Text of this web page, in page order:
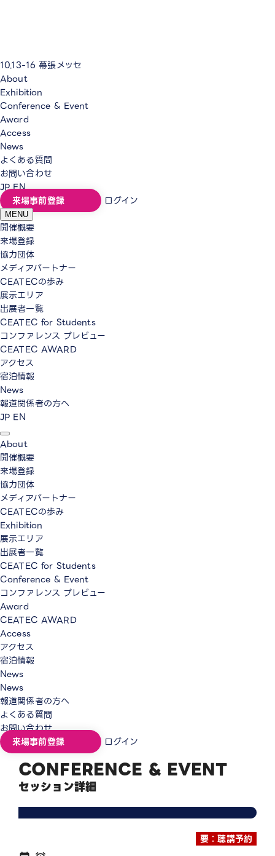
10.13-16 幕張メッセ
About
Exhibition
Conference & Event
Award
Access
News
よくある質問
お問い合わせ
JP EN
来場事前登録
ログイン
MENU
開催概要
来場登録
協力団体
メディアパートナー
CEATECの歩み
展示エリア
出展者一覧
CEATEC for Students
コンファレンス プレビュー
CEATEC AWARD
アクセス
宿泊情報
News
報道関係者の方へ
JP EN
About
開催概要
来場登録
協力団体
メディアパートナー
CEATECの歩み
Exhibition
展示エリア
出展者一覧
CEATEC for Students
Conference & Event
コンファレンス プレビュー
Award
CEATEC AWARD
Access
アクセス
宿泊情報
News
News
報道関係者の方へ
よくある質問
お問い合わせ
来場事前登録
ログイン
CONFERENCE & EVENT
セッション詳細
要：聴講予約